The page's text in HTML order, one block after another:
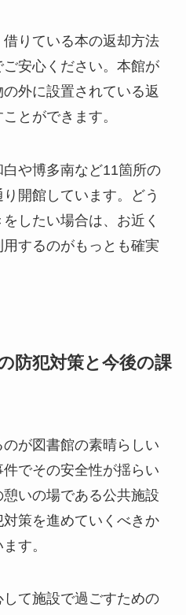
りている本の返却方法
安心ください。本館が
外に設置されている返
とができます。
や博多南など11箇所の
開館しています。どう
したい場合は、お近く
するのがもっとも確実
防犯対策と今後の課
が図書館の素晴らしい
でその安全性が揺らい
いの場である公共施設
策を進めていくべきか
す。
て施設で過ごすための